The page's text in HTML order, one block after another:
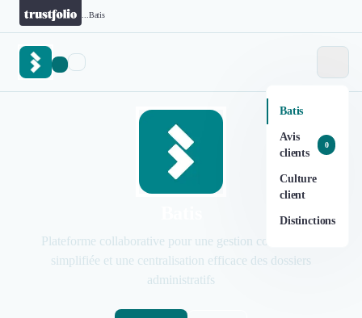
Batis
Batis
Avis
clients
0
Culture
client
Distinctions
Plateforme collaborative pour une gestion contractuelle
simplifiée et une centralisation efficace des dossiers
administratifs